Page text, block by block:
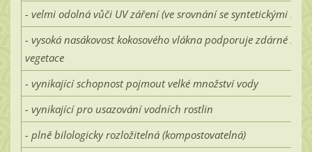
- velmi odolná vůči UV záření (ve srovnání se syntetickými
- vysoká nasákovost kokosového vlákna podporuje zdárné
vegetace
- vynikající schopnost pojmout velké množství vody
- vynikající pro usazování vodních rostlin
- plně bilologicky rozložitelná (kompostovatelná)